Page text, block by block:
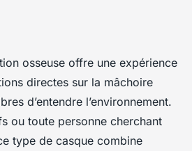
osseuse :
pour vos
•6 min de lecture
osseuse offre une expérience
directes sur la mâchoire
d’entendre l’environnement.
ou toute personne cherchant
type de casque combine